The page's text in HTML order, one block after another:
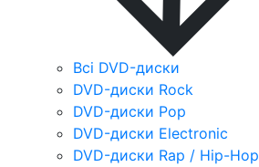
Всі DVD-диски
DVD-диски Rock
DVD-диски Pop
DVD-диски Electronic
DVD-диски Rap / Hip-Hop